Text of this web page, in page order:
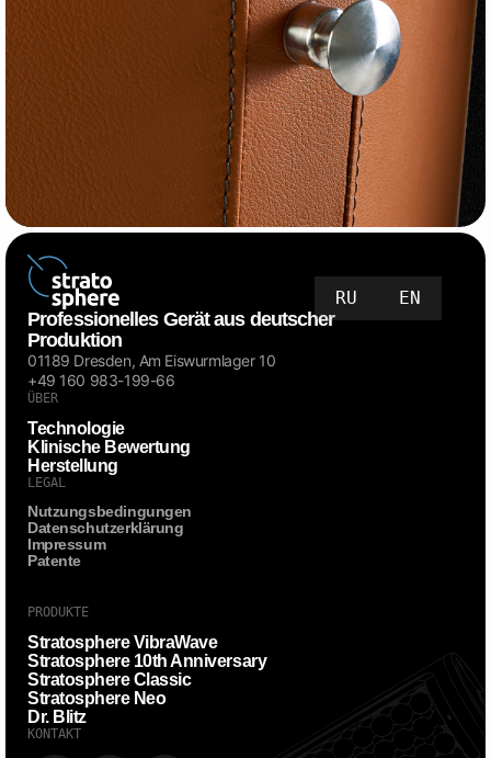
Professionelles Gerät aus deutscher
Produktion
01189 Dresden, Am Eiswurmlager 10
+49 160 983-199-66
RU EN
ÜBER
Technologie
Klinische Bewertung
Herstellung
LEGAL
Nutzungsbedingungen
Datenschutzerklärung
Impressum
Patente
PRODUKTE
Stratosphere VibraWave
Stratosphere 10th Anniversary
Stratosphere Classic
Stratosphere Neo
Dr. Blitz
KONTAKT